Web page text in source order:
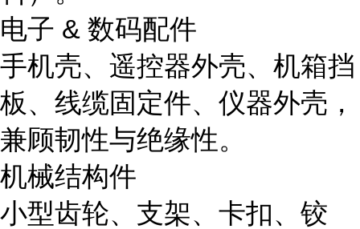
电子 & 数码配件
手机壳、遥控器外壳、机箱挡
板、线缆固定件、仪器外壳，
兼顾韧性与绝缘性。
机械结构件
小型齿轮、支架、卡扣、铰